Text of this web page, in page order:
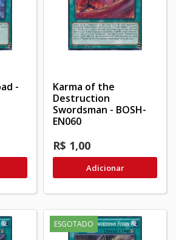
-
Karma of the
Destruction
Swordsman - BOSH-
EN060
R$ 1,00
Adicionar
ESGOTADO